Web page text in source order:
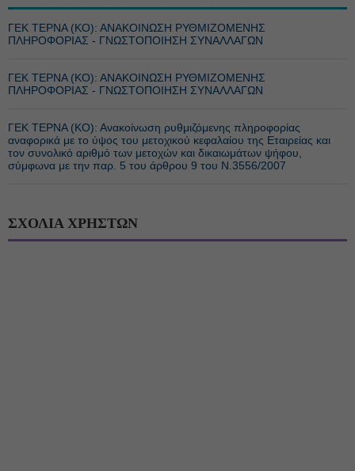
ΓΕΚ ΤΕΡΝΑ (ΚΟ): ΑΝΑΚΟΙΝΩΣΗ ΡΥΘΜΙΖΟΜΕΝΗΣ
ΠΛΗΡΟΦΟΡΙΑΣ - ΓΝΩΣΤΟΠΟΙΗΣΗ ΣΥΝΑΛΛΑΓΩΝ
ΓΕΚ ΤΕΡΝΑ (ΚΟ): ΑΝΑΚΟΙΝΩΣΗ ΡΥΘΜΙΖΟΜΕΝΗΣ
ΠΛΗΡΟΦΟΡΙΑΣ - ΓΝΩΣΤΟΠΟΙΗΣΗ ΣΥΝΑΛΛΑΓΩΝ
ΓΕΚ ΤΕΡΝΑ (ΚΟ): Ανακοίνωση ρυθμιζόμενης πληροφορίας
αναφορικά με το ύψος του μετοχικού κεφαλαίου της Εταιρείας και
τον συνολικό αριθμό των μετοχών και δικαιωμάτων ψήφου,
σύμφωνα με την παρ. 5 του άρθρου 9 του Ν.3556/2007
ΣΧΟΛΙΑ ΧΡΗΣΤΩΝ